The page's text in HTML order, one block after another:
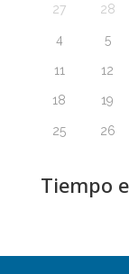
27 28
4 5
11 12
18 19
25 26
Tiempo